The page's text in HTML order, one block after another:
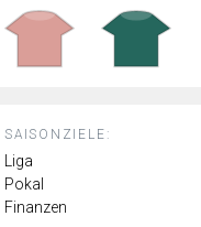
SAISONZIELE:
Liga
Pokal
Finanzen